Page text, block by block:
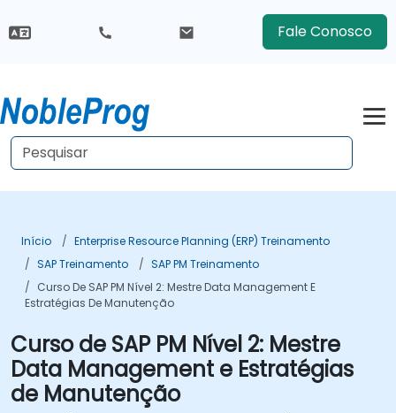
Fale Conosco
Início
Enterprise Resource Planning (ERP) Treinamento
SAP Treinamento
SAP PM Treinamento
Curso De SAP PM Nível 2: Mestre Data Management E
Estratégias De Manutenção
Curso de SAP PM Nível 2: Mestre
Data Management e Estratégias
de Manutenção